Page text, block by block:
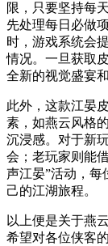
限，只要坚持每
先处理每日必做
时，游戏系统会
情况。一旦获取
全新的视觉盛宴
此外，这款江晏
素，如燕云风格
沉浸感。对于新
会；老玩家则能
声江晏”活动，每
己的江湖旅程。
以上便是关于燕
希望对各位侠客